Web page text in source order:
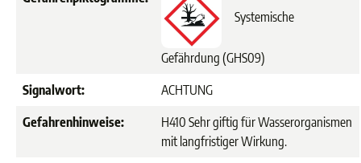
Systemische
Gefährdung (GHS09)
Signalwort:
ACHTUNG
Gefahrenhinweise:
H410 Sehr giftig für Wasserorganismen
mit langfristiger Wirkung.